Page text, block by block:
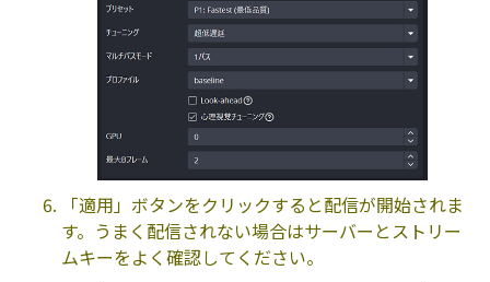
「適用」ボタンをクリックすると配信が開始されま
す。うまく配信されない場合はサーバーとストリー
ムキーをよく確認してください。